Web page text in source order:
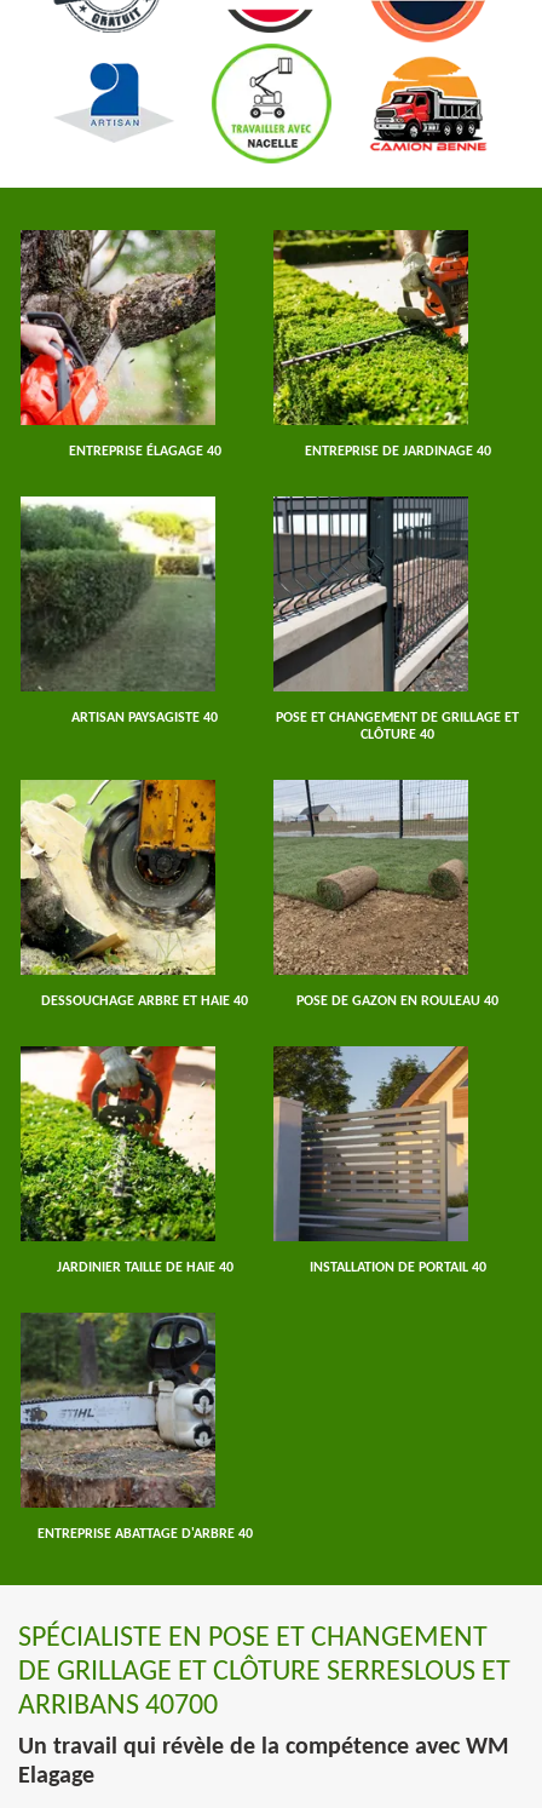
ENTREPRISE ÉLAGAGE 40 ENTREPRISE DE JARDINAGE 40
ARTISAN PAYSAGISTE 40
POSE ET CHANGEMENT DE GRILLAGE ET
CLÔTURE 40
DESSOUCHAGE ARBRE ET HAIE 40 POSE DE GAZON EN ROULEAU 40
JARDINIER TAILLE DE HAIE 40 INSTALLATION DE PORTAIL 40
ENTREPRISE ABATTAGE D'ARBRE 40
SPÉCIALISTE EN POSE ET CHANGEMENT
DE GRILLAGE ET CLÔTURE SERRESLOUS ET
ARRIBANS 40700
Un travail qui révèle de la compétence avec WM
Elagage